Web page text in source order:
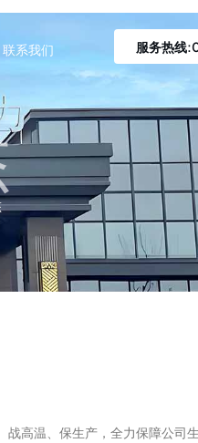
联系我们 服务热线
高温、保生产，全力保障公司